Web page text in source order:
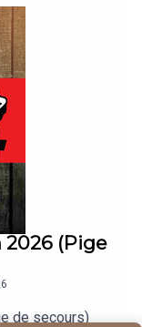
2026 (Pige
du 26 juin 2026 (Pige de secours)